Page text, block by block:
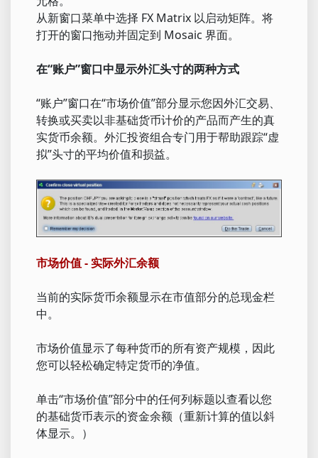
从新窗口菜单中选择 FX Matrix 以启动矩阵。将
打开的窗口拖动并固定到 Mosaic 界面。
在“账户”窗口中显示外汇头寸的两种方式
“账户”窗口在“市场价值”部分显示您因外汇交易、
转换或买卖以非基础货币计价的产品而产生的真
实货币余额。外汇投资组合专门用于帮助跟踪“虚
拟”头寸的平均价值和损益。
市场价值 - 实际外汇余额
当前的实际货币余额显示在市值部分的总现金栏
中。
市场价值显示了每种货币的所有资产规模，因此
您可以轻松确定特定货币的净值。
单击“市场价值”部分中的任何列标题以查看以您
的基础货币表示的资金余额（重新计算的值以斜
体显示。）